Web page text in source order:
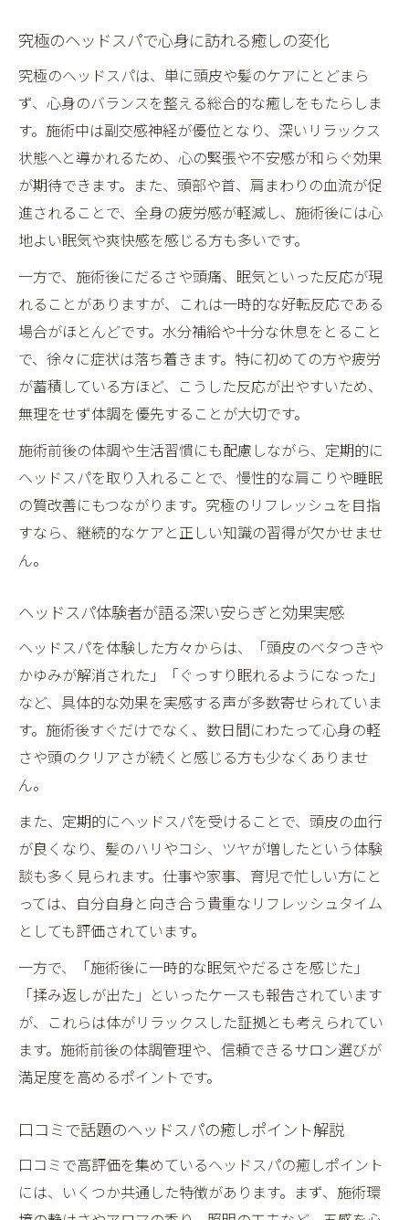
とは
究極睡眠を目指せるヘッドスパ体験の真実
ヘッドスパの安全性と好転反応の違いを解説
ヘッドスパの安全性と好転反応の正しい見
極め方
ヘッドスパはやめた方がいいのか口コミか
ら考察
好転反応と不調を区別するヘッドスパの知
識
ヘッドスパの安全な受け方と注意すべき症
状
ヘッドスパで起こる好転反応の特徴と対応
法
心身リフレッシュを叶えるヘッドスパの選び方
ヘッドスパ選びで究極のリフレッシュを実
現
ヘッドスパの体験談から学ぶ失敗しない選
び方
究極のヘッドスパ効果を引き出すサロン選
定法
ヘッドスパで心身を癒すための比較ポイン
ト
点
口コミで判明ヘッドスパの本当の効果と体
験談
ヘッドスパがもたらすリフレッシュの真実
を検証
ヘッドスパ利用者の声に学ぶ注意点と体感
究極のヘッドスパ体験で得た効果と反省点
口コミから分かるヘッドスパの落とし穴と
は
究極のヘッドスパで心身に訪れる癒しの変化
究極のヘッドスパは、単に頭皮や髪のケアにとどまら
ず、心身のバランスを整える総合的な癒しをもたらしま
す。施術中は副交感神経が優位となり、深いリラックス
状態へと導かれるため、心の緊張や不安感が和らぐ効果
が期待できます。また、頭部や首、肩まわりの血流が促
進されることで、全身の疲労感が軽減し、施術後には心
地よい眠気や爽快感を感じる方も多いです。
一方で、施術後にだるさや頭痛、眠気といった反応が現
れることがありますが、これは一時的な好転反応である
場合がほとんどです。水分補給や十分な休息をとること
で、徐々に症状は落ち着きます。特に初めての方や疲労
が蓄積している方ほど、こうした反応が出やすいため、
無理をせず体調を優先することが大切です。
施術前後の体調や生活習慣にも配慮しながら、定期的に
ヘッドスパを取り入れることで、慢性的な肩こりや睡眠
の質改善にもつながります。究極のリフレッシュを目指
すなら、継続的なケアと正しい知識の習得が欠かせませ
ん。
ヘッドスパ体験者が語る深い安らぎと効果実感
ヘッドスパを体験した方々からは、「頭皮のベタつきや
かゆみが解消された」「ぐっすり眠れるようになった」
など、具体的な効果を実感する声が多数寄せられていま
す。施術後すぐだけでなく、数日間にわたって心身の軽
さや頭のクリアさが続くと感じる方も少なくありませ
ん。
また、定期的にヘッドスパを受けることで、頭皮の血行
が良くなり、髪のハリやコシ、ツヤが増したという体験
談も多く見られます。仕事や家事、育児で忙しい方にと
っては、自分自身と向き合う貴重なリフレッシュタイム
としても評価されています。
一方で、「施術後に一時的な眠気やだるさを感じた」
「揉み返しが出た」といったケースも報告されています
が、これらは体がリラックスした証拠とも考えられてい
ます。施術前後の体調管理や、信頼できるサロン選びが
満足度を高めるポイントです。
口コミで話題のヘッドスパの癒しポイント解説
口コミで高評価を集めているヘッドスパの癒しポイント
には、いくつか共通した特徴があります。まず、施術環